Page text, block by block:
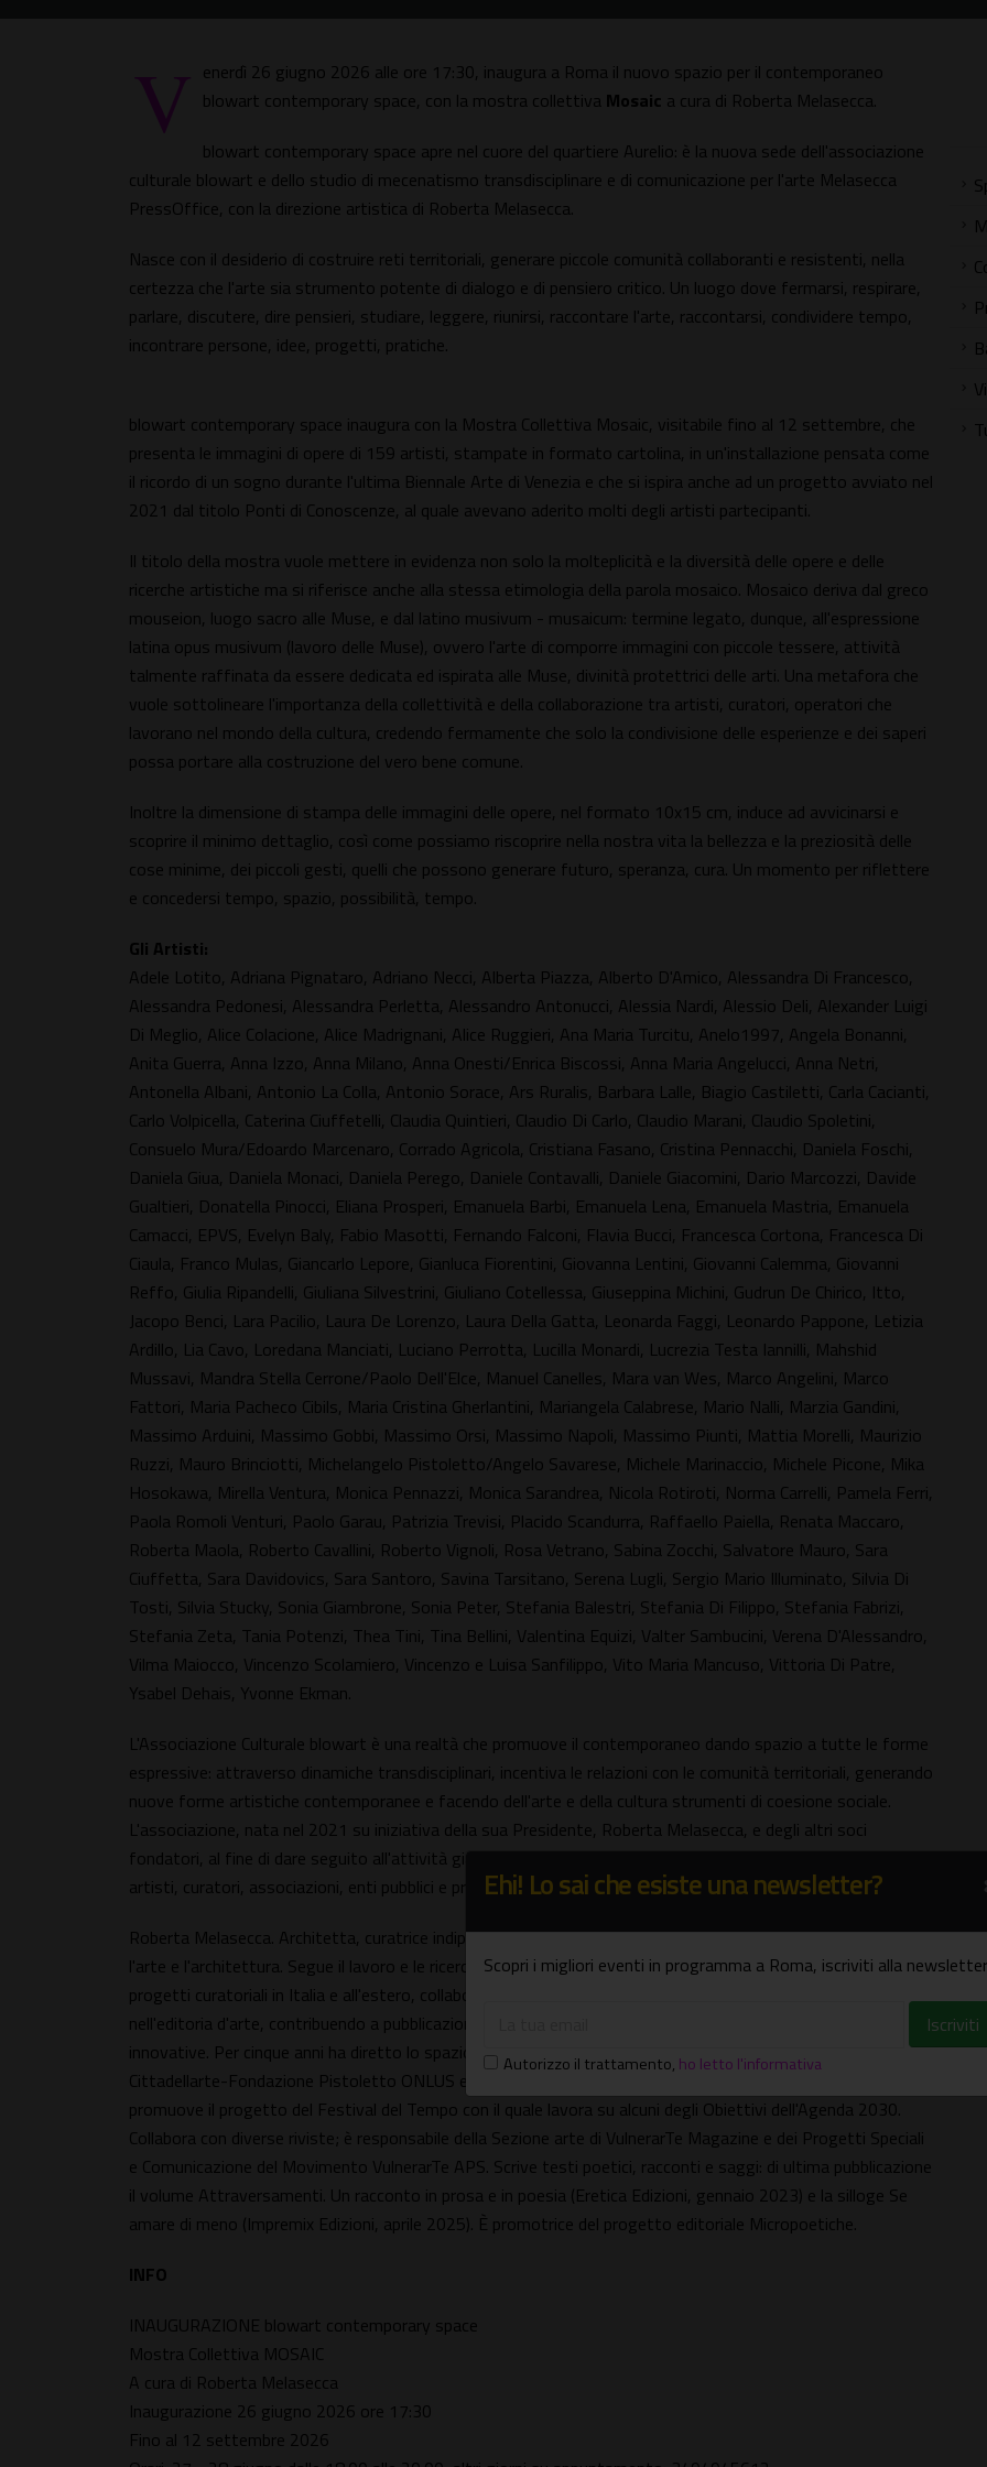
V enerdì 26 giugno 2026 alle ore 17:30, inaugura a Roma il nuovo spazio per il contemporaneo
blowart contemporary space, con la mostra collettiva Mosaic a cura di Roberta Melasecca.
blowart contemporary space apre nel cuore del quartiere Aurelio: è la nuova sede dell'associazione
culturale blowart e dello studio di mecenatismo transdisciplinare e di comunicazione per l'arte Melasecca
PressOffice, con la direzione artistica di Roberta Melasecca.
Nasce con il desiderio di costruire reti territoriali, generare piccole comunità collaboranti e resistenti, nella
certezza che l'arte sia strumento potente di dialogo e di pensiero critico. Un luogo dove fermarsi, respirare,
parlare, discutere, dire pensieri, studiare, leggere, riunirsi, raccontare l'arte, raccontarsi, condividere tempo,
incontrare persone, idee, progetti, pratiche.
blowart contemporary space inaugura con la Mostra Collettiva Mosaic, visitabile fino al 12 settembre, che
presenta le immagini di opere di 159 artisti, stampate in formato cartolina, in un'installazione pensata come
il ricordo di un sogno durante l'ultima Biennale Arte di Venezia e che si ispira anche ad un progetto avviato nel
2021 dal titolo Ponti di Conoscenze, al quale avevano aderito molti degli artisti partecipanti.
Il titolo della mostra vuole mettere in evidenza non solo la molteplicità e la diversità delle opere e delle
ricerche artistiche ma si riferisce anche alla stessa etimologia della parola mosaico. Mosaico deriva dal greco
mouseion, luogo sacro alle Muse, e dal latino musivum - musaicum: termine legato, dunque, all'espressione
latina opus musivum (lavoro delle Muse), ovvero l'arte di comporre immagini con piccole tessere, attività
talmente raffinata da essere dedicata ed ispirata alle Muse, divinità protettrici delle arti. Una metafora che
vuole sottolineare l'importanza della collettività e della collaborazione tra artisti, curatori, operatori che
lavorano nel mondo della cultura, credendo fermamente che solo la condivisione delle esperienze e dei saperi
possa portare alla costruzione del vero bene comune.
Inoltre la dimensione di stampa delle immagini delle opere, nel formato 10x15 cm, induce ad avvicinarsi e
scoprire il minimo dettaglio, così come possiamo riscoprire nella nostra vita la bellezza e la preziosità delle
cose minime, dei piccoli gesti, quelli che possono generare futuro, speranza, cura. Un momento per riflettere
e concedersi tempo, spazio, possibilità, tempo.
Gli Artisti:
Adele Lotito, Adriana Pignataro, Adriano Necci, Alberta Piazza, Alberto D'Amico, Alessandra Di Francesco,
Alessandra Pedonesi, Alessandra Perletta, Alessandro Antonucci, Alessia Nardi, Alessio Deli, Alexander Luigi
Di Meglio, Alice Colacione, Alice Madrignani, Alice Ruggieri, Ana Maria Turcitu, Anelo1997, Angela Bonanni,
Anita Guerra, Anna Izzo, Anna Milano, Anna Onesti/Enrica Biscossi, Anna Maria Angelucci, Anna Netri,
Antonella Albani, Antonio La Colla, Antonio Sorace, Ars Ruralis, Barbara Lalle, Biagio Castiletti, Carla Cacianti,
Carlo Volpicella, Caterina Ciuffetelli, Claudia Quintieri, Claudio Di Carlo, Claudio Marani, Claudio Spoletini,
Consuelo Mura/Edoardo Marcenaro, Corrado Agricola, Cristiana Fasano, Cristina Pennacchi, Daniela Foschi,
Daniela Giua, Daniela Monaci, Daniela Perego, Daniele Contavalli, Daniele Giacomini, Dario Marcozzi, Davide
Gualtieri, Donatella Pinocci, Eliana Prosperi, Emanuela Barbi, Emanuela Lena, Emanuela Mastria, Emanuela
Camacci, EPVS, Evelyn Baly, Fabio Masotti, Fernando Falconi, Flavia Bucci, Francesca Cortona, Francesca Di
Ciaula, Franco Mulas, Giancarlo Lepore, Gianluca Fiorentini, Giovanna Lentini, Giovanni Calemma, Giovanni
Reffo, Giulia Ripandelli, Giuliana Silvestrini, Giuliano Cotellessa, Giuseppina Michini, Gudrun De Chirico, Itto,
Jacopo Benci, Lara Pacilio, Laura De Lorenzo, Laura Della Gatta, Leonarda Faggi, Leonardo Pappone, Letizia
Ardillo, Lia Cavo, Loredana Manciati, Luciano Perrotta, Lucilla Monardi, Lucrezia Testa Iannilli, Mahshid
Mussavi, Mandra Stella Cerrone/Paolo Dell'Elce, Manuel Canelles, Mara van Wes, Marco Angelini, Marco
Fattori, Maria Pacheco Cibils, Maria Cristina Gherlantini, Mariangela Calabrese, Mario Nalli, Marzia Gandini,
Massimo Arduini, Massimo Gobbi, Massimo Orsi, Massimo Napoli, Massimo Piunti, Mattia Morelli, Maurizio
Ruzzi, Mauro Brinciotti, Michelangelo Pistoletto/Angelo Savarese, Michele Marinaccio, Michele Picone, Mika
Hosokawa, Mirella Ventura, Monica Pennazzi, Monica Sarandrea, Nicola Rotiroti, Norma Carrelli, Pamela Ferri,
Paola Romoli Venturi, Paolo Garau, Patrizia Trevisi, Placido Scandurra, Raffaello Paiella, Renata Maccaro,
Roberta Maola, Roberto Cavallini, Roberto Vignoli, Rosa Vetrano, Sabina Zocchi, Salvatore Mauro, Sara
Ciuffetta, Sara Davidovics, Sara Santoro, Savina Tarsitano, Serena Lugli, Sergio Mario Illuminato, Silvia Di
Tosti, Silvia Stucky, Sonia Giambrone, Sonia Peter, Stefania Balestri, Stefania Di Filippo, Stefania Fabrizi,
Stefania Zeta, Tania Potenzi, Thea Tini, Tina Bellini, Valentina Equizi, Valter Sambucini, Verena D'Alessandro,
Vilma Maiocco, Vincenzo Scolamiero, Vincenzo e Luisa Sanfilippo, Vito Maria Mancuso, Vittoria Di Patre,
Ysabel Dehais, Yvonne Ekman.
L'Associazione Culturale blowart è una realtà che promuove il contemporaneo dando spazio a tutte le forme
espressive: attraverso dinamiche transdisciplinari, incentiva le relazioni con le comunità territoriali, generando
nuove forme artistiche contemporanee e facendo dell'arte e della cultura strumenti di coesione sociale.
L'associazione, nata nel 2021 su iniziativa della sua Presidente, Roberta Melasecca, e degli altri soci
fondatori, al fine di dare seguito all'attività già decennale nel settore dell'arte e della cultura, collabora con
artisti, curatori, associazioni, enti pubblici e privati, promuovendo progetti partecipativi orizzontali.
Roberta Melasecca. Architetta, curatrice indipendente, progettista culturale ed esperta in comunicazione per
l'arte e l'architettura. Segue il lavoro e le ricerche di numerosi artisti, scrivendo testi critici e promuovendo
progetti curatoriali in Italia e all'estero, collaborando con diverse realtà culturali. È attivamente coinvolta
nell'editoria d'arte, contribuendo a pubblicazioni e cataloghi, e si dedica allo sviluppo di pratiche performative
innovative. Per cinque anni ha diretto lo spazio indipendente Interno 14 a Roma. È ambasciatrice di
Cittadellarte-Fondazione Pistoletto ONLUS e presidente dell'associazione culturale blowart. Da sette anni
promuove il progetto del Festival del Tempo con il quale lavora su alcuni degli Obiettivi dell'Agenda 2030.
Collabora con diverse riviste; è responsabile della Sezione arte di VulnerarTe Magazine e dei Progetti Speciali
e Comunicazione del Movimento VulnerarTe APS. Scrive testi poetici, racconti e saggi: di ultima pubblicazione
il volume Attraversamenti. Un racconto in prosa e in poesia (Eretica Edizioni, gennaio 2023) e la silloge Se
amare di meno (Impremix Edizioni, aprile 2025). È promotrice del progetto editoriale Micropoetiche.
INFO
INAUGURAZIONE blowart contemporary space
Mostra Collettiva MOSAIC
A cura di Roberta Melasecca
Inaugurazione 26 giugno 2026 ore 17:30
Fino al 12 settembre 2026
Ehi! Lo sai che esiste una newsletter?
Scopri i migliori eventi in programma a Roma, iscriviti alla
Autorizzo il trattamento, ho letto l'informativa